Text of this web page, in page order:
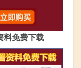
料免费下载